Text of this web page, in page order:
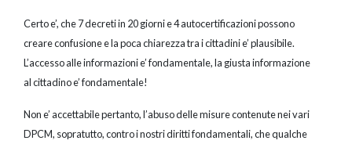
Certo e’, che 7 decreti in 20 giorni e 4 autocertificazioni possono
creare confusione e la poca chiarezza tra i cittadini e’ plausibile.
L’accesso alle informazioni e’ fondamentale, la giusta informazione
al cittadino e’ fondamentale!
Non e’ accettabile pertanto, l’abuso delle misure contenute nei vari
DPCM, sopratutto, contro i nostri diritti fondamentali, che qualche